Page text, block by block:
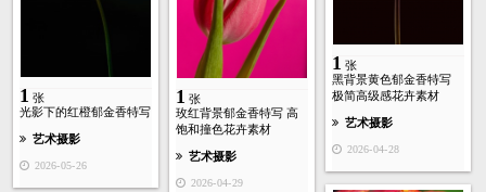
1 张
光影下的红橙郁金香特写
艺术摄影
2026-05-26
1 张
玫红背景郁金香特写 高
饱和撞色花卉素材
艺术摄影
2026-04-29
1 张
黑背景黄色郁金香特写
极简高级感花卉素材
艺术摄影
2026-04-28